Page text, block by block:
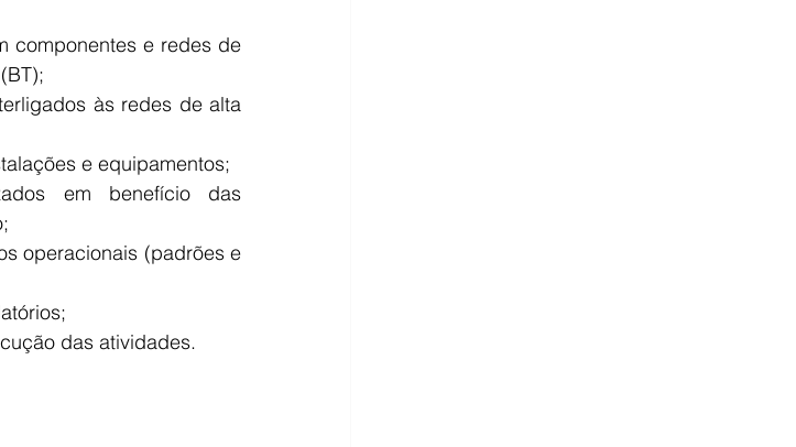
componentes e redes de
às redes de alta
e equipamentos;
em benefício das
operacionais (padrões e
das atividades.